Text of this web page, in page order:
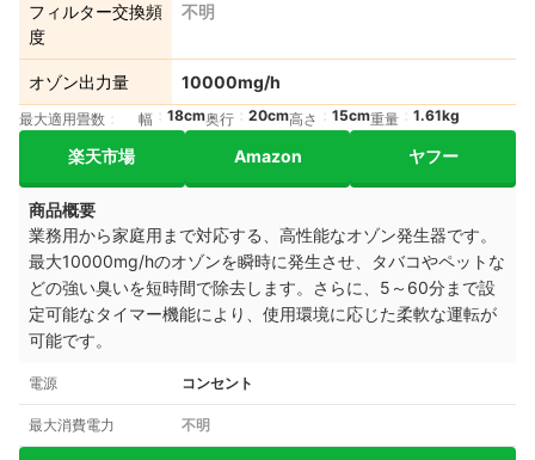
フィルター交換頻
度
不明
オゾン出力量 10000mg/h
最大適用畳数 幅 18cm奥行 20cm高さ 15cm重量 1.61kg
楽天市場 Amazon ヤフー
商品概要
業務用から家庭用まで対応する、高性能なオゾン発生器です。
最大10000mg/hのオゾンを瞬時に発生させ、タバコやペットな
どの強い臭いを短時間で除去します。さらに、5～60分まで設
定可能なタイマー機能により、使用環境に応じた柔軟な運転が
可能です。
電源 コンセント
最大消費電力 不明